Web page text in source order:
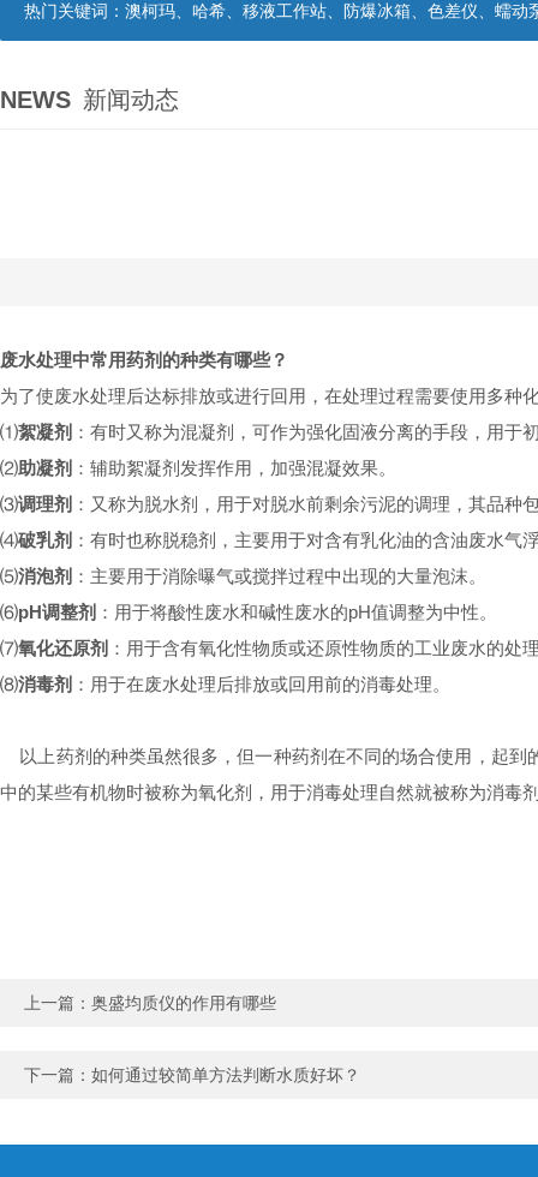
热门关键词： 澳柯玛、哈希、移液工作站、防爆冰箱、色差仪、蠕动
NEWS 新闻动态
废水处理中常用药剂的种类有哪些？
为了使废水处理后达标排放或进行回用，在处理过程需要使用多种
⑴絮凝剂 ：有时又称为混凝剂，可作为强化固液分离的手段，用
⑵助凝剂 ：辅助絮凝剂发挥作用，加强混凝效果。
⑶调理剂 ：又称为脱水剂，用于对脱水前剩余污泥的调理，其品种
⑷破乳剂 ：有时也称脱稳剂，主要用于对含有乳化油的含油废水
⑸消泡剂 ：主要用于消除曝气或搅拌过程中出现的大量泡沫。
⑹pH调整剂 ：用于将酸性废水和碱性废水的pH值调整为中性。
⑺氧化还原剂 ：用于含有氧化性物质或还原性物质的工业废水的处
⑻消毒剂 ：用于在废水处理后排放或回用前的消毒处理。
以上药剂的种类虽然很多，但一种药剂在不同的场合使用，起到
中的某些有机物时被称为氧化剂，用于消毒处理自然就被称为消毒
上一篇： 奥盛均质仪的作用有哪些
下一篇： 如何通过较简单方法判断水质好坏？